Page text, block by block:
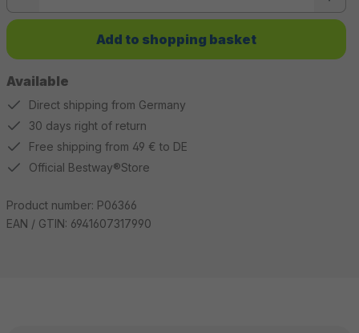
Available
Add to shopping basket
Direct shipping from Germany
30 days right of return
Free shipping from 49 € to DE
Official Bestway®Store
Product number: P06366
EAN / GTIN: 6941607317990